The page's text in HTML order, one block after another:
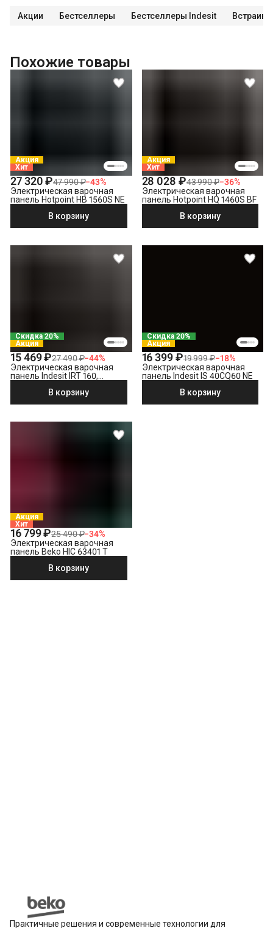
Распаковка и визуальный осмотр
Проверка работоспособности
Выезд мастера в административных пределах города (МСК
Выезд мастера за административные пределы города
(МСК за МКАД, СПБ за КАД)
Утилизация техники
Демонтаж электрической варочной панели
Акции Бестселлеры Бестселлеры Indesit
Похожие товары
Акция
Хит
27 320 ₽47 990 ₽−43%
Электрическая варочная
панель Hotpoint HB 1560S NE
В корзину
Акция
Хит
28 028 ₽43 990 ₽−36%
Электрическая варочная
панель Hotpoint HQ 1460S BF
В корзину
Скидка 20%
Акция
15 469 ₽27 490 ₽−44%
Электрическая варочная
панель Indesit IRT 160,
В корзину
Скидка 20%
Акция
16 399 ₽19 999 ₽−18%
Электрическая варочная
панель Indesit IS 40CQ60 NE
В корзину
Акция
Хит
16 799 ₽25 490 ₽−34%
Электрическая варочная
панель Beko HIC 63401 T
В корзину
Практичные решения и современные технологии для